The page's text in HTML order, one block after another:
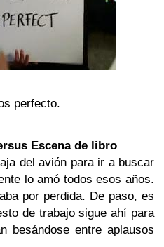
perfecto.
Escena de libro
del avión para ir a buscar
lo amó todos esos años.
por perdida. De paso, es
de trabajo sigue ahí para
besándose entre aplausos